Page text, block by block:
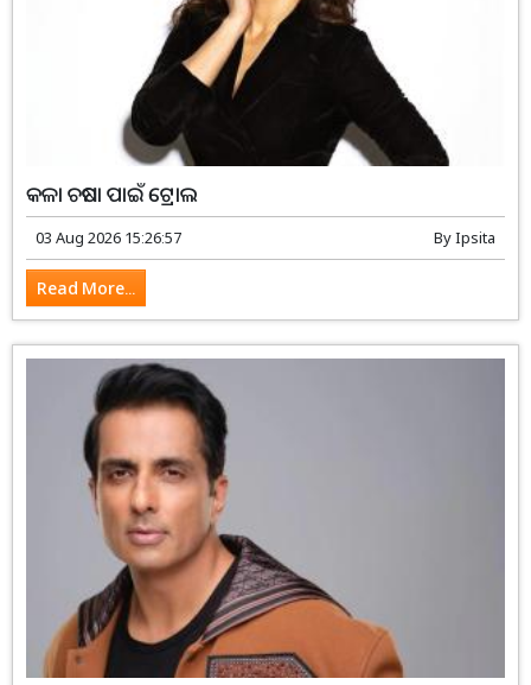
କଳା ଚଷମା ପାଇଁ ଟ୍ରୋଲ
03 Aug 2026 15:26:57 ByIpsita
Read More...